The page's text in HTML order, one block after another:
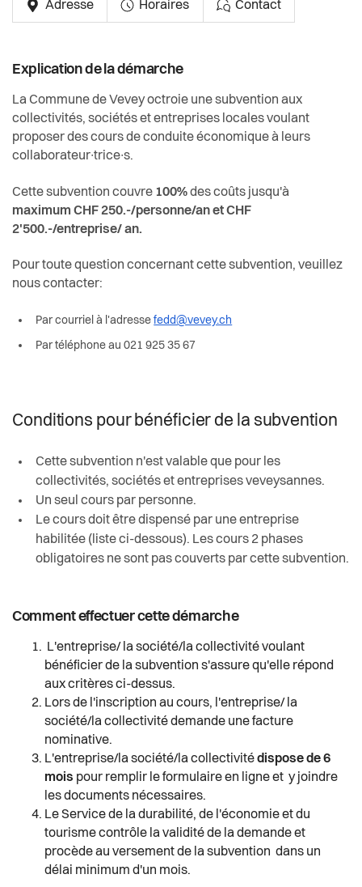
Actualités
Règlements
Adresse Horaires Contact
Explication de la démarche
La Commune de Vevey octroie une subvention aux
collectivités, sociétés et entreprises locales voulant
proposer des cours de conduite économique à leurs
collaborateur∙trice∙s.
Cette subvention couvre 100%des coûts jusqu'à
maximum CHF 250.-/personne/an et CHF
2'500.-/entreprise/ an.
Pour toute question concernant cette subvention, veuillez
nous contacter:
Par courriel à l'adressefedd@vevey.ch
Par téléphone au 021 925 35 67
Conditions pour bénéficier de la subvention
Cette subvention n'est valable que pour les
collectivités, sociétés et entreprises veveysannes.
Un seul cours par personne.
Le cours doit être dispensé par une entreprise
habilitée (liste ci-dessous). Les cours 2 phases
obligatoires ne sont pas couverts par cette subvention.
Comment effectuer cette démarche
L'entreprise/ la société/la collectivité voulant
bénéficier de la subvention s'assure qu'elle répond
aux critères ci-dessus.
Lors de l'inscription au cours, l'entreprise/ la
société/la collectivité demande une facture
nominative.
L'entreprise/la société/la collectivitédispose de 6
mois pour remplir le formulaire en ligne et y joindre
les documents nécessaires.
Le Service de la durabilité, de l'économie et du
tourisme contrôle la validité de la demande et
procède au versement de la subvention dans un
délai minimum d'un mois.